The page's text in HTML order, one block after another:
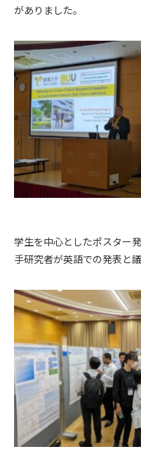
がありました。
学生を中心としたポスター
手研究者が英語での発表と